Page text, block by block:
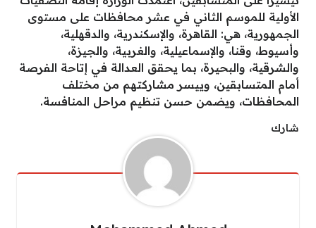
الأولية للموسم الثاني في عشر محافظات على مستوى
الجمهورية، هي: القاهرة، والإسكندرية، والدقهلية،
وأسيوط، وقنا، والإسماعيلية، والغربية، والجيزة،
والشرقية، والبحيرة، بما يحقق العدالة في إتاحة الفرصة
أمام المتسابقين، وييسر مشاركتهم من مختلف
المحافظات، ويضمن حسن تنظيم مراحل المنافسة.
شارك